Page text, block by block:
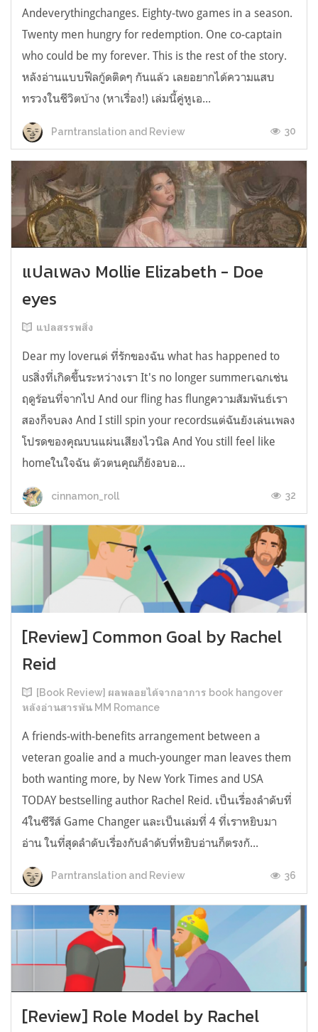
Andeverythingchanges. Eighty-two games in a season.
Twenty men hungry for redemption. One co-captain
who could be my forever. This is the rest of the story.
หลังอ่านแบบฟีลกู้ดติดๆ กันแล้ว เลยอยากได้ความแสบ
ทรวงในชีวิตบ้าง (หาเรื่อง!) เล่มนี้คู่หูเอ...
Parntranslation and Review 30
แปลเพลง Mollie Elizabeth - Doe
eyes
แปลสรรพสิ่ง
Dear my loverแด่ ที่รักของฉัน what has happened to
usสิ่งที่เกิดขึ้นระหว่างเรา It's no longer summerเฉกเช่น
ฤดูร้อนที่จากไป And our fling has flungความสัมพันธ์เรา
สองก็จบลง And I still spin your recordsแต่ฉันยังเล่นเพลง
โปรดของคุณบนแผ่นเสียงไวนิล And You still feel like
homeในใจฉัน ตัวตนคุณก็ยังอบอ...
cinnamon_roll 32
[Review] Common Goal by Rachel
Reid
[Book Review] ผลพลอยได้จากอาการ book hangover
หลังอ่านสารพัน MM Romance
A friends-with-benefits arrangement between a
veteran goalie and a much-younger man leaves them
both wanting more, by New York Times and USA
TODAY bestselling author Rachel Reid. เป็นเรื่องลำดับที่
4ในซีรีส์ Game Changer และเป็นเล่มที่ 4 ที่เราหยิบมา
อ่าน ในที่สุดลำดับเรื่องกับลำดับที่หยิบอ่านก็ตรงกั...
Parntranslation and Review 36
[Review] Role Model by Rachel